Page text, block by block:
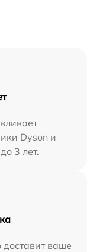
Dyson и
3 лет.
ваше